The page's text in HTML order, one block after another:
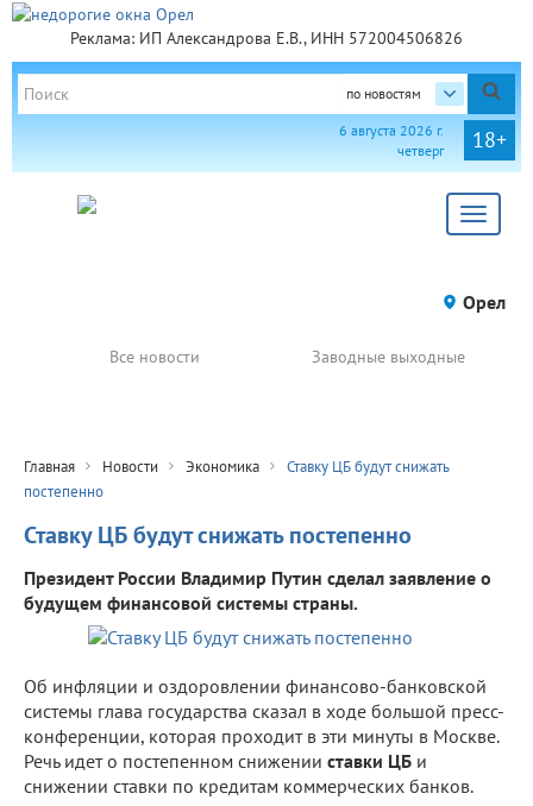
Реклама: ИП Александрова Е.В., ИНН 572004506826
по новостям
18+
6 августа 2026 г.
четверг
Toggle
Орел
Все новости Заводные выходные
Главная Новости Экономика
Ставку ЦБ будут снижать
постепенно
Ставку ЦБ будут снижать постепенно
Президент России Владимир Путин сделал заявление о
будущем финансовой системы страны.
Об инфляции и оздоровлении финансово-банковской
системы глава государства сказал в ходе большой пресс-
конференции, которая проходит в эти минуты в Москве.
Речь идет о постепенном снижении ставки ЦБ и
снижении ставки по кредитам коммерческих банков.